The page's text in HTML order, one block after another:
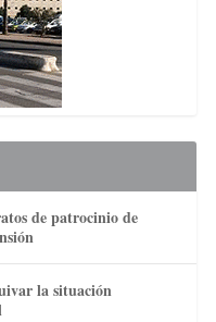
de patrocinio de
la situación